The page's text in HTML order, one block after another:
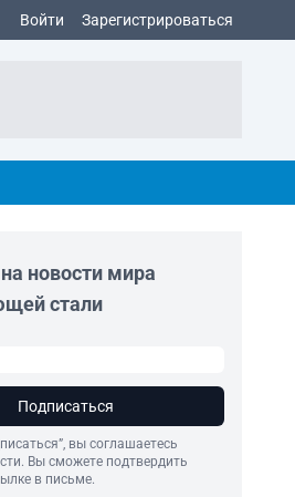
Войти Зарегистрироваться
новости мира
стали
Подписаться
вы соглашаетесь
Вы сможете подтвердить
в письме.